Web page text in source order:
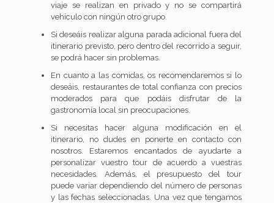
viaje se realizan en privado y no se compartirá
vehículo con ningún otro grupo.
Si deseáis realizar alguna parada adicional fuera del
itinerario previsto, pero dentro del recorrido a seguir,
se podrá hacer sin problemas.
En cuanto a las comidas, os recomendaremos si lo
deseáis, restaurantes de total confianza con precios
moderados para que podáis disfrutar de la
gastronomía local sin preocupaciones.
Si necesitas hacer alguna modificación en el
itinerario, no dudes en ponerte en contacto con
nosotros. Estaremos encantados de ayudarte a
personalizar vuestro tour de acuerdo a vuestras
necesidades. Además, el presupuesto del tour
puede variar dependiendo del número de personas
y las fechas seleccionadas. Una vez que tengamos